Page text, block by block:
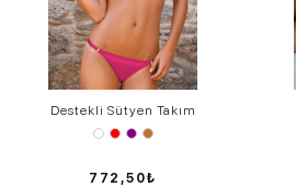
Destekli Sütyen Takım
772,50₺